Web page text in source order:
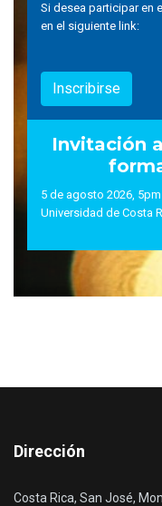
Si desea participar en
en el siguiente link:
Inscribirse
Invitación
5 de agosto 2026,
Universidad de Costa
Dirección
Costa Rica, San José,